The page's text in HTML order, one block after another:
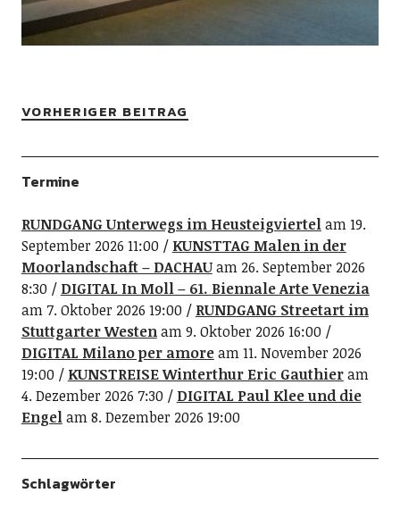
VORHERIGER BEITRAG
Termine
RUNDGANG Unterwegs im Heusteigviertelam 19.
September 2026 11:00
KUNSTTAG Malen in der
Moorlandschaft – DACHAUam 26. September 2026
8:30
DIGITAL In Moll – 61. Biennale Arte Venezia
am 7. Oktober 2026 19:00
RUNDGANG Streetart im
Stuttgarter Westenam 9. Oktober 2026 16:00
DIGITAL Milano per amoream 11. November 2026
19:00
KUNSTREISE Winterthur Eric Gauthieram
4. Dezember 2026 7:30
DIGITAL Paul Klee und die
Engelam 8. Dezember 2026 19:00
Schlagwörter